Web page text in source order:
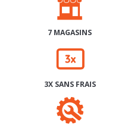
7 MAGASINS
3X SANS FRAIS
SERVICE APRÈS-VENTE